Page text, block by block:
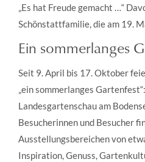
„Es hat Freude gemacht …“
Schönstattfamilie, die am 19.
Ein sommerlanges
Seit 9. April bis 17. Oktober
„ein sommerlanges
Landesgartenschau am
Besucherinnen und Besucher
Ausstellungsbereichen von
Inspiration, Genuss,